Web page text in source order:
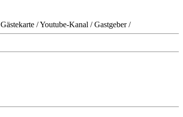
Gästekarte /Youtube-Kanal /Gastgeber/